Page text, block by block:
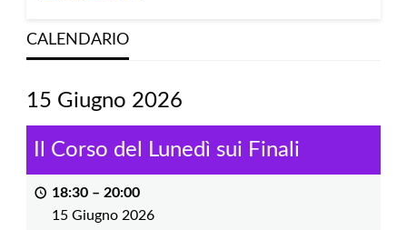
CALENDARIO
15 Giugno 2026
Il Corso del Lunedì sui Finali
18:30 – 20:00
15 Giugno 2026